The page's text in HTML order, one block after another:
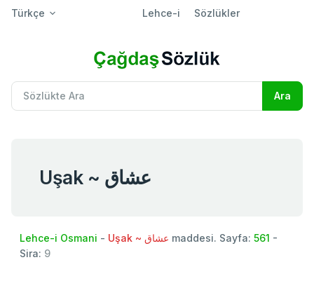
Türkçe Lehce-i Sözlükler
Uşak ~ عشاق
Lehce-i Osmani - Uşak ~ عشاق maddesi. Sayfa: 561 -
Sira: 9